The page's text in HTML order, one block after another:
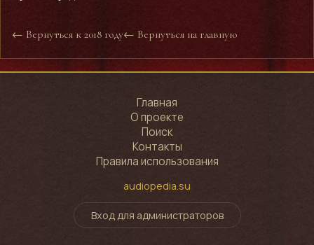
← Вернуться к 2018 году← Вернуться на главную
Главная
О проекте
Поиск
Контакты
Правила использования
audiopedia.su
Вход для администраторов